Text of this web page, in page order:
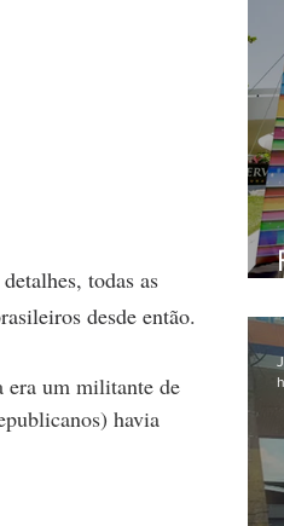
todas as
desde então.
era um militante de
havia